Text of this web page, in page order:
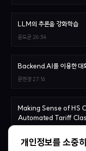
LLM의 추론을 강화학습
윤도균 26:34
Backend.AI를 이용한
문현경 27:16
Making Sense of HS
Automated Tariff
개인정보를 소중